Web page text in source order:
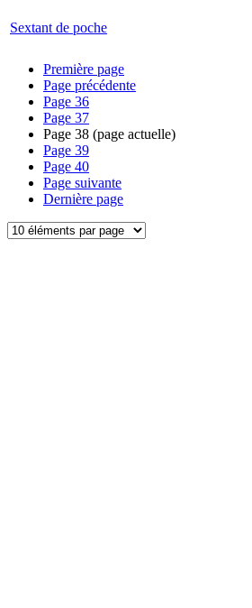
Sextant de poche
Première page
Page précédente
Page 36
Page 37
Page 38 (page actuelle)
Page 39
Page 40
Page suivante
Dernière page